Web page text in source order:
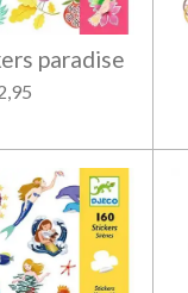
paradise